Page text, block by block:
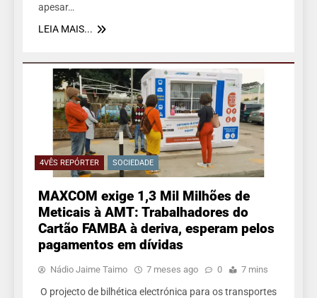
apesar…
LEIA MAIS...
4VÊS REPÓRTER SOCIEDADE
MAXCOM exige 1,3 Mil Milhões de
Meticais à AMT: Trabalhadores do
Cartão FAMBA à deriva, esperam pelos
pagamentos em dívidas
Nádio Jaime Taimo 7 meses ago 0 7 mins
O projecto de bilhética electrónica para os transportes